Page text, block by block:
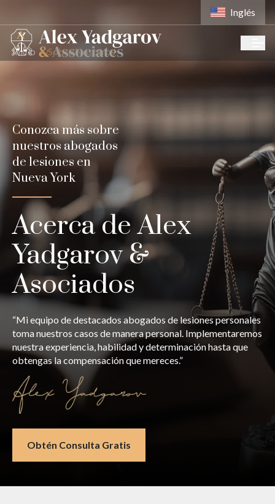
Inglés
Inicio Sobre Nosotros
Conozca más sobre
nuestros abogados
de lesiones en
Nueva York
Acerca de Alex
Yadgarov &
Asociados
“Mi equipo de destacados abogados de lesiones personales
toma nuestros casos de manera personal. Implementaremos
nuestra experiencia, habilidad y determinación hasta que
obtengas la compensación que mereces.”
Obtén Consulta Gratis